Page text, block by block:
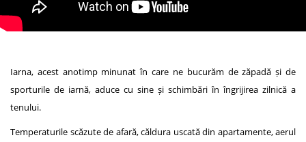
Iarna, acest anotimp minunat în care ne bucurăm de zăpadă și de
sporturile de iarnă, aduce cu sine și schimbări în îngrijirea zilnică a
tenului.
Temperaturile scăzute de afară, căldura uscată din apartamente, aerul